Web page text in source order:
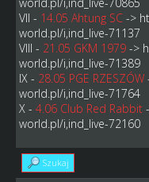
VII - 14.05 Ahtung SC ->
world.pl/i,ind_live-71137
VIII - 21.05 GKM 1979 ->
world.pl/i,ind_live-71389
IX - 28.05 PGE RZESZÓW
world.pl/i,ind_live-71764
X - 4.06 Club Red Rabbit
world.pl/i,ind_live-72160
Szukaj